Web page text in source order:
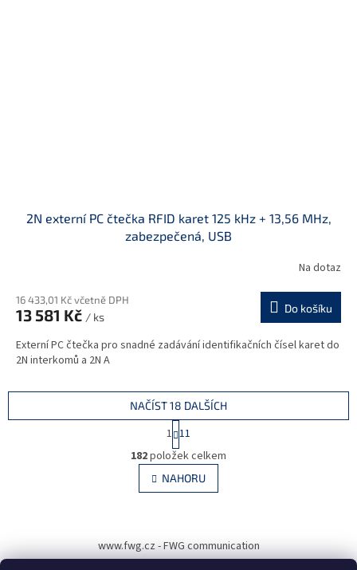
2N externí PC čtečka RFID karet 125 kHz + 13,56 MHz,
zabezpečená, USB
Na dotaz
16 433,01 Kč včetně DPH
13 581 Kč / ks
Do košíku
Externí PC čtečka pro snadné zadávání identifikačních čísel karet do
2N interkomů a 2N A
O
v
l
á
c
í
NAČÍST 18 DALŠÍCH
S
t
r
á
n
k
n
í
1 11
182položek celkem
NAHORU
p
www.fwg.cz - FWG communication